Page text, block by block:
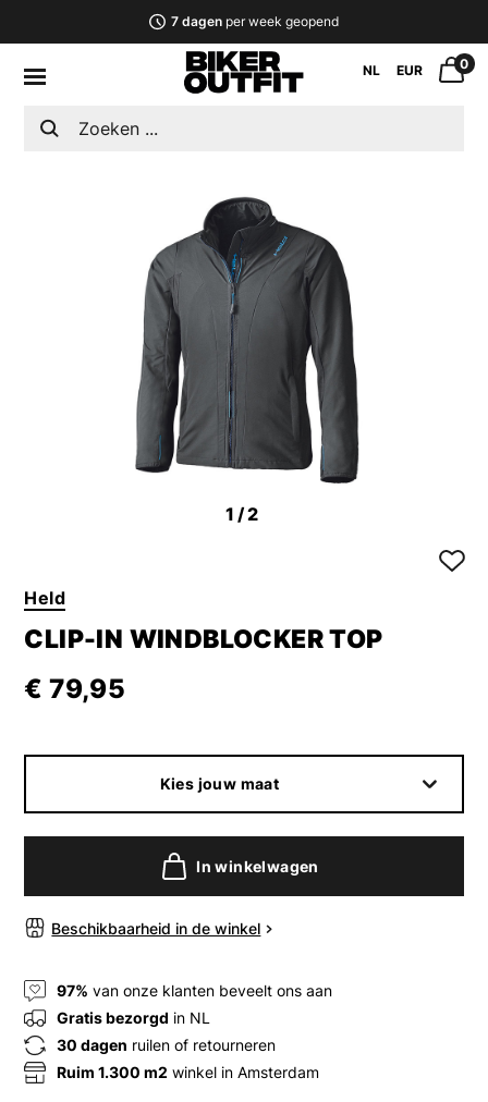
7 dagenper week geopend
NL EUR 0
1/2
Held
CLIP-IN WINDBLOCKER TOP
€ 79,95
Kies jouw maat
In winkelwagen
Beschikbaarheid in de winkel
97% van onze klanten beveelt ons aan
Gratis bezorgd in NL
30 dagen ruilen of retourneren
Ruim 1.300 m2 winkel in Amsterdam